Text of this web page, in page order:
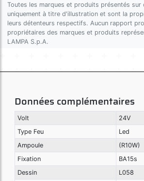
Toutes les marques et produits présentés sur
uniquement à titre d'illustration et sont la
leurs détenteurs respectifs. Aucun rapport
propriétaires des marques et produits
LAMPA S.p.A.
Données complémentaires
Volt
24V
Type Feu
Led
Ampoule
(R10W)
Fixation
BA15s
Dessin
L058